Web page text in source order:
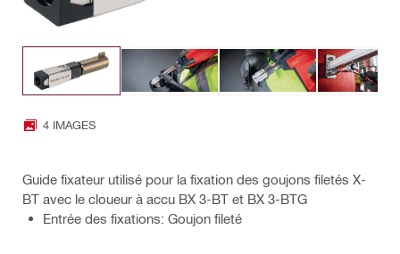
4 IMAGES
Guide fixateur utilisé pour la fixation des goujons filetés X-
BT avec le cloueur à accu BX 3-BT et BX 3-BTG
Entrée des fixations: Goujon fileté